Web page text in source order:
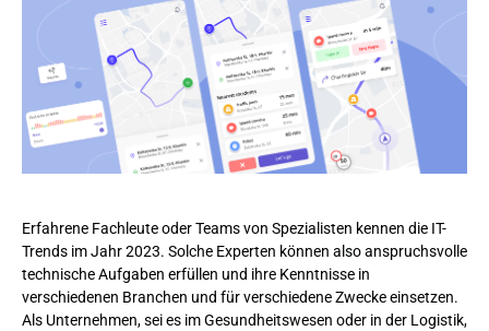
Erfahrene Fachleute oder Teams von Spezialisten kennen die IT-
Trends im Jahr 2023. Solche Experten können also anspruchsvolle
technische Aufgaben erfüllen und ihre Kenntnisse in
verschiedenen Branchen und für verschiedene Zwecke einsetzen.
Als Unternehmen, sei es im Gesundheitswesen oder in der Logistik,